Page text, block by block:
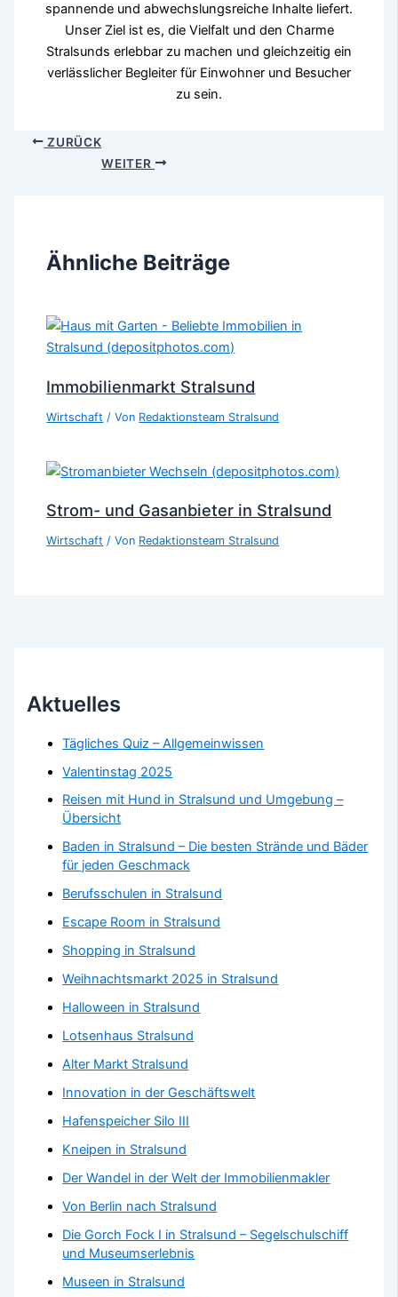
spannende und abwechslungsreiche Inhalte liefert.
Unser Ziel ist es, die Vielfalt und den Charme
Stralsunds erlebbar zu machen und gleichzeitig ein
verlässlicher Begleiter für Einwohner und Besucher
zu sein.
ZURÜCK
WEITER
Ähnliche Beiträge
Immobilienmarkt Stralsund
Wirtschaft / Von Redaktionsteam Stralsund
Strom- und Gasanbieter in Stralsund
Wirtschaft / Von Redaktionsteam Stralsund
Aktuelles
Tägliches Quiz – Allgemeinwissen
Valentinstag 2025
Reisen mit Hund in Stralsund und Umgebung –
Übersicht
Baden in Stralsund – Die besten Strände und Bäder
für jeden Geschmack
Berufsschulen in Stralsund
Escape Room in Stralsund
Shopping in Stralsund
Weihnachtsmarkt 2025 in Stralsund
Halloween in Stralsund
Lotsenhaus Stralsund
Alter Markt Stralsund
Innovation in der Geschäftswelt
Hafenspeicher Silo III
Kneipen in Stralsund
Der Wandel in der Welt der Immobilienmakler
Von Berlin nach Stralsund
Die Gorch Fock I in Stralsund – Segelschulschiff
und Museumserlebnis
Museen in Stralsund